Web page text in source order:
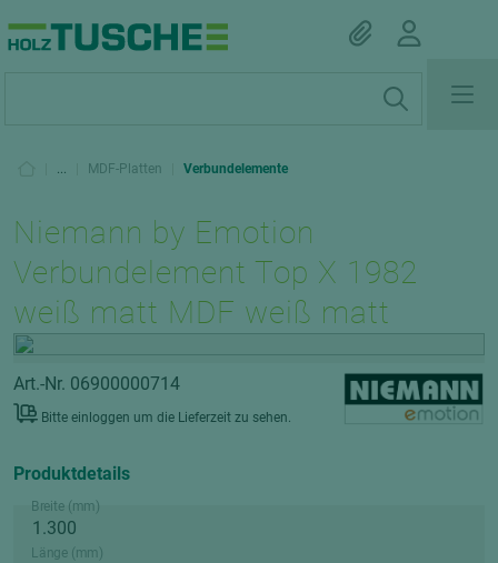
... MDF-Platten Verbundelemente
Niemann by Emotion
Verbundelement Top X 1982
weiß matt MDF weiß matt
Art.-Nr. 06900000714
Bitte einloggen um die Lieferzeit zu sehen.
Produktdetails
Breite (mm)
Länge (mm)